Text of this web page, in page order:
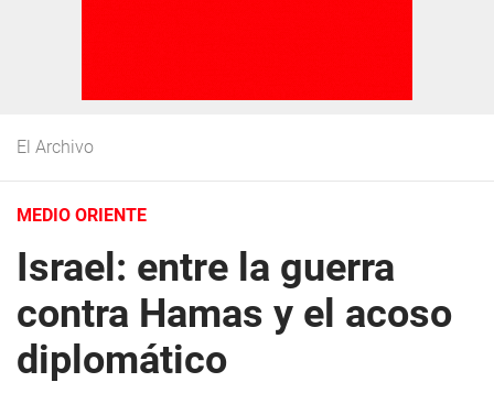
El Archivo
MEDIO ORIENTE
Israel: entre la guerra
contra Hamas y el acoso
diplomático